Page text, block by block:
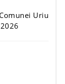
Uriu